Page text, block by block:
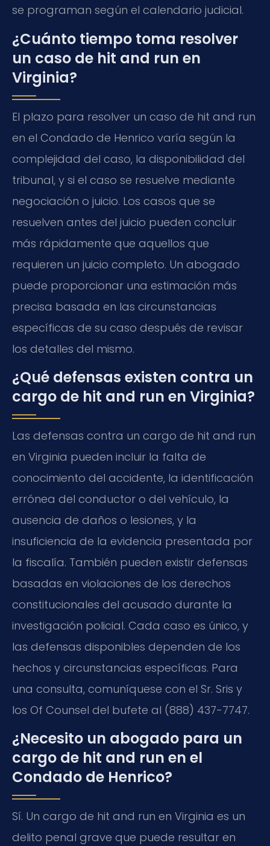
se programan según el calendario judicial.
¿Cuánto tiempo toma resolver
un caso de hit and run en
Virginia?
El plazo para resolver un caso de hit and run
en el Condado de Henrico varía según la
complejidad del caso, la disponibilidad del
tribunal, y si el caso se resuelve mediante
negociación o juicio. Los casos que se
resuelven antes del juicio pueden concluir
más rápidamente que aquellos que
requieren un juicio completo. Un abogado
puede proporcionar una estimación más
precisa basada en las circunstancias
específicas de su caso después de revisar
los detalles del mismo.
¿Qué defensas existen contra un
cargo de hit and run en Virginia?
Las defensas contra un cargo de hit and run
en Virginia pueden incluir la falta de
conocimiento del accidente, la identificación
errónea del conductor o del vehículo, la
ausencia de daños o lesiones, y la
insuficiencia de la evidencia presentada por
la fiscalía. También pueden existir defensas
basadas en violaciones de los derechos
constitucionales del acusado durante la
investigación policial. Cada caso es único, y
las defensas disponibles dependen de los
hechos y circunstancias específicas. Para
una consulta, comuníquese con el Sr. Sris y
los Of Counsel del bufete al (888) 437-7747.
¿Necesito un abogado para un
cargo de hit and run en el
Condado de Henrico?
Sí. Un cargo de hit and run en Virginia es un
delito penal grave que puede resultar en